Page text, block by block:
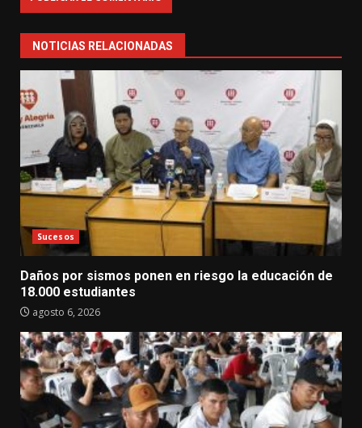
NOTICIAS RELACIONADAS
Sucesos
Daños por sismos ponen en riesgo la educación de
18.000 estudiantes
agosto 6, 2026